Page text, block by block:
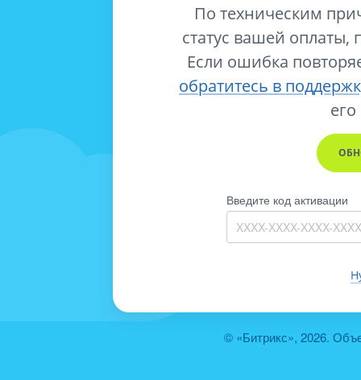
© «Битрикс», 2026.
По техническим
статус вашей оплаты,
Если ошибка
обратитесь в
его
Введите код активации